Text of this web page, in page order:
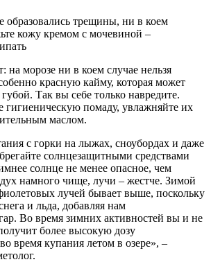
образовались трещины, ни в коем
кожу кремом с мочевиной –
на морозе ни в коем случае нельзя
красную кайму, которая может
Так вы себе только навредите.
гигиеническую помаду, увлажняйте их
маслом.
с горки на лыжах, сноубордах и даже
солнцезащитными средствами
солнце не менее опасное, чем
намного чище, лучи – жестче. Зимой
лучей бывает выше, поскольку
и льда, добавляя нам
Во время зимних активностей вы и не
более высокую дозу
время купания летом в озере», –